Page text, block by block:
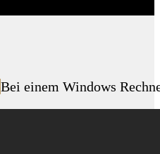
Bei einem Windows